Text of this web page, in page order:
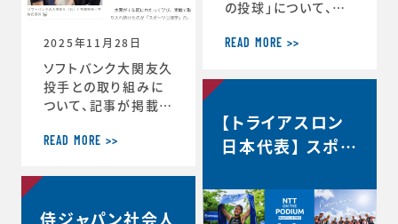
自分の最高を引き出
ツ心理学博士が語る
結果を出し続ける人
の
2025年11月28日
ソフトバンク大関友久
投手との取り組みに
ついて、記事が掲載さ
理学で結果 大関投
＜朝日新聞デジタル
ahi.com/articles/
READ MORE >>
の投球」について、イ
ます。速球140km／
フトバンク大関友久
エンスです」https://
topics.smt.doco
mo.ne.jp/article/
day-445985
READ MORE >>
侍ジャパン社会人
【トライアスロン
日本代表】 スポー
ト/ハイパフォーマ
ンスコーチ 就任